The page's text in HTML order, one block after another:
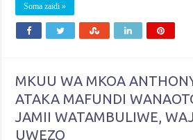
Soma zaidi »
MKUU WA MKOA
ATAKA MAFUNDI
JAMII WATAMBULIWE,
UWEZO